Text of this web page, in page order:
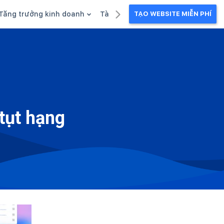
trưởng kinh doanh Tài liệu kinh doanhTẠO WEBSITE MIỄN PHÍ
hạng